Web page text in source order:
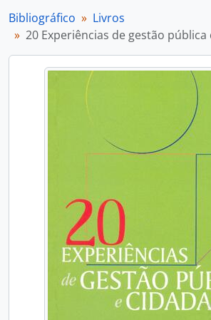
Bibliográfico
Livros
20 Experiências de gestão pública